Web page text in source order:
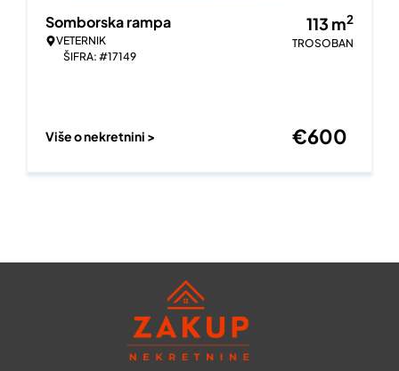
Somborska rampa
VETERNIK
ŠIFRA: #17149
113 m2
TROSOBAN
Više o nekretnini > €600